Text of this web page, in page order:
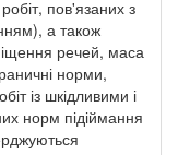
пов'язаних з
а також
речей, маса
норми,
із шкідливими і
норм підіймання